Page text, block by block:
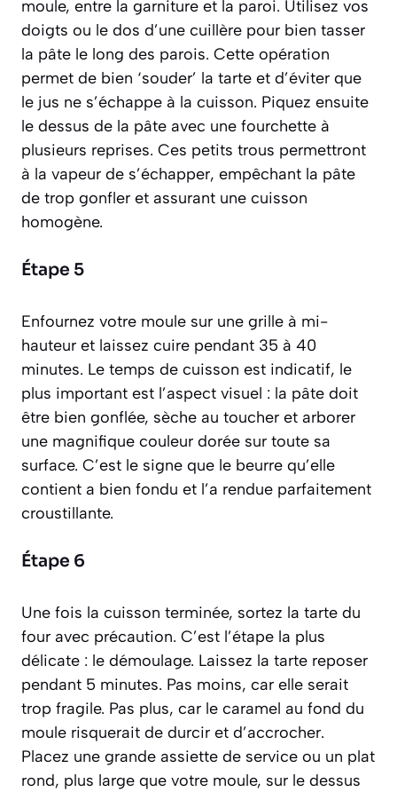
moule, entre la garniture et la paroi. Utilisez vos
doigts ou le dos d’une cuillère pour bien tasser
la pâte le long des parois. Cette opération
permet de bien ‘souder’ la tarte et d’éviter que
le jus ne s’échappe à la cuisson. Piquez ensuite
le dessus de la pâte avec une fourchette à
plusieurs reprises. Ces petits trous permettront
à la vapeur de s’échapper, empêchant la pâte
de trop gonfler et assurant une cuisson
homogène.
Étape 5
Enfournez votre moule sur une grille à mi-
hauteur et laissez cuire pendant 35 à 40
minutes. Le temps de cuisson est indicatif, le
plus important est l’aspect visuel : la pâte doit
être bien gonflée, sèche au toucher et arborer
une magnifique couleur dorée sur toute sa
surface. C’est le signe que le beurre qu’elle
contient a bien fondu et l’a rendue parfaitement
croustillante.
Étape 6
Une fois la cuisson terminée, sortez la tarte du
four avec précaution. C’est l’étape la plus
délicate : le démoulage. Laissez la tarte reposer
pendant 5 minutes. Pas moins, car elle serait
trop fragile. Pas plus, car le caramel au fond du
moule risquerait de durcir et d’accrocher.
Placez une grande assiette de service ou un plat
rond, plus large que votre moule, sur le dessus